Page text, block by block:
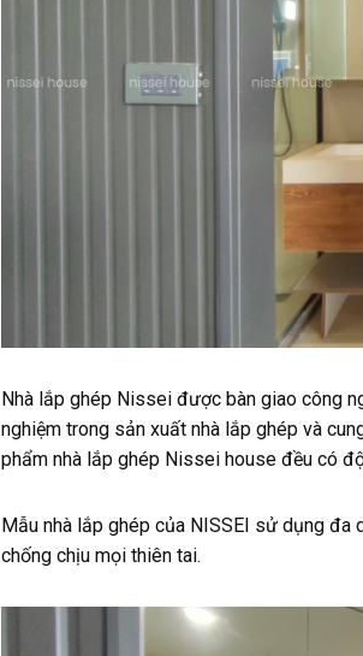
Nhà lắp ghép Nissei được bàn giao công
nghiệm trong sản xuất nhà lắp ghép và
phẩm nhà lắp ghép Nissei house đều có
Mẫu nhà lắp ghép của NISSEI sử dụng đa
chống chịu mọi thiên tai.